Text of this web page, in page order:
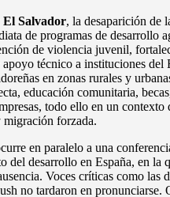
El Salvador, la desaparición de
de programas de desarrollo
de violencia juvenil,
técnico a instituciones del
en zonas rurales y
educación comunitaria,
todo ello en un contexto
migración forzada.
en paralelo a una
del desarrollo en España, en la
Voces críticas como las
no tardaron en pronunciarse.